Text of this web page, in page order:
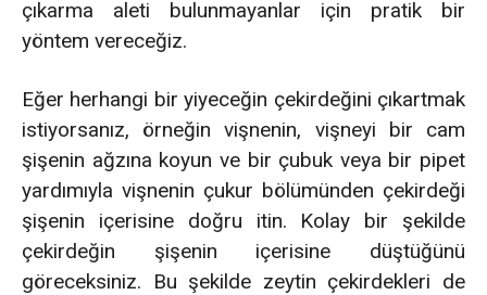
çıkarma aleti bulunmayanlar için pratik bir
yöntem vereceğiz.
Eğer herhangi bir yiyeceğin çekirdeğini çıkartmak
istiyorsanız, örneğin vişnenin, vişneyi bir cam
şişenin ağzına koyun ve bir çubuk veya bir pipet
yardımıyla vişnenin çukur bölümünden çekirdeği
şişenin içerisine doğru itin. Kolay bir şekilde
çekirdeğin şişenin içerisine düştüğünü
göreceksiniz. Bu şekilde zeytin çekirdekleri de